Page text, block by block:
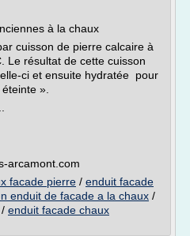
à la chaux
cuisson de pierre calcaire à
Le résultat de cette cuisson
ci et ensuite hydratée pour
».
arcamont.com
facade pierre / enduit facade
enduit de facade a la chaux /
/ enduit facade chaux